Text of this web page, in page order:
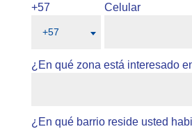
+57
+57
Celular
¿En qué zona está interesado
¿En qué barrio reside usted